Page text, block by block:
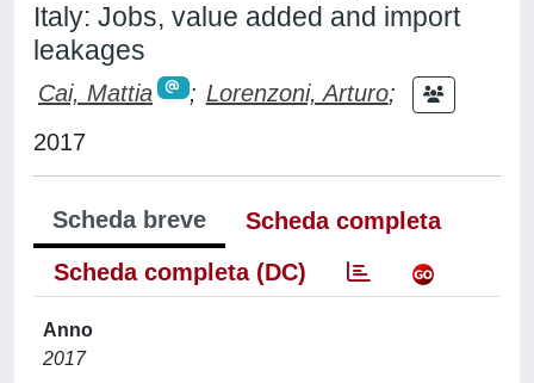
Italy: Jobs, value added and import
leakages
Cai, Mattia ; Lorenzoni, Arturo;
2017
Scheda breve
Scheda completa
Scheda completa (DC)
Anno
2017